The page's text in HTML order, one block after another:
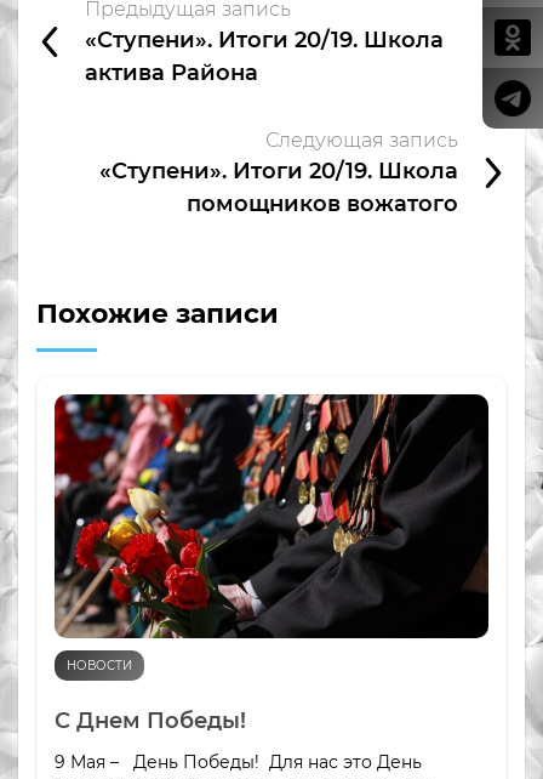
Предыдущая запись
«Ступени». Итоги 20/19. Школа
актива Района
Следующая запись
«Ступени». Итоги 20/19. Школа
помощников вожатого
Похожие записи
НОВОСТИ
С Днем Победы!
9 Мая – День Победы! Для нас это День